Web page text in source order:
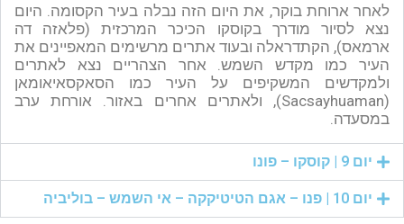
לאחר ארוחת בוקר, את היום הזה נבלה בעיר הקסומה. היום
נצא לסיור מודרך בקוסקו הכיכר המרכזית (פלאזה דה
ארמאס), הקתדראלה ובעוד אתרים מרשימים המאפיינים את
העיר כמו מקדש השמש. אחר הצהריים נצא לאתרים
ולמקדשים המשקיפים על העיר כמו הסאקסאיאומאן
(Sacsayhuaman), ולאתרים אחרים באזור. אורחת ערב
במסעדה.
יום 9 | קוסקו – פונו
יום 10 | פנו – אגם הטיטיקקה – אי השמש – בוליביה